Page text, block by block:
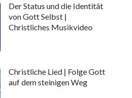
Der Status und die Identität
von Gott Selbst |
Christliches Musikvideo
Christliche Lied | Folge Gott
auf dem steinigen Weg